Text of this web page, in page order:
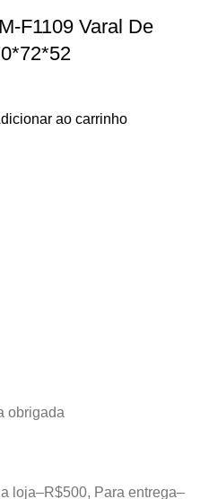
F1109 Varal De
ao carrinho
obrigada
loja–R$500, Para entrega–